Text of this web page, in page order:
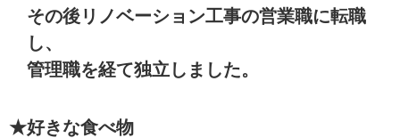
その後リノベーション工事の営業職に転職
し、
管理職を経て独立しました。
★好きな食べ物